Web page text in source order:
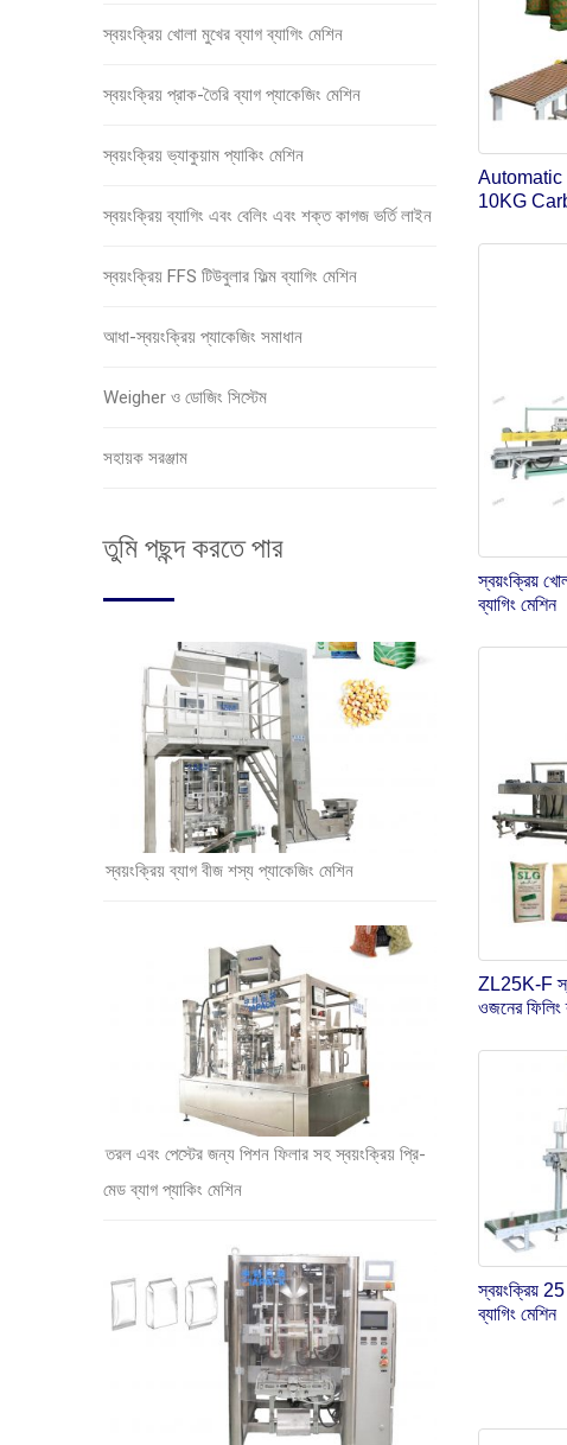
স্বয়ংক্রিয় খোলা মুখের ব্যাগ ব্যাগিং মেশিন
স্বয়ংক্রিয় প্রাক-তৈরি ব্যাগ প্যাকেজিং মেশিন
স্বয়ংক্রিয় ভ্যাকুয়াম প্যাকিং মেশিন
স্বয়ংক্রিয় ব্যাগিং এবং বেলিং এবং শক্ত কাগজ ভর্তি লাইন
স্বয়ংক্রিয় FFS টিউবুলার ফিল্ম ব্যাগিং মেশিন
আধা-স্বয়ংক্রিয় প্যাকেজিং সমাধান
Weigher ও ডোজিং সিস্টেম
সহায়ক সরঞ্জাম
তুমি পছন্দ করতে পার
স্বয়ংক্রিয় ব্যাগ বীজ শস্য প্যাকেজিং মেশিন
তরল এবং পেস্টের জন্য পিশন ফিলার সহ স্বয়ংক্রিয় প্রি-
মেড ব্যাগ প্যাকিং মেশিন
Automatic
10KG
স্বয়ংক্রিয়
ব্যাগিং মেশিন
ZL25K-F
ওজনের ফিলিং
স্বয়ংক্রিয় 25
ব্যাগিং মেশিন